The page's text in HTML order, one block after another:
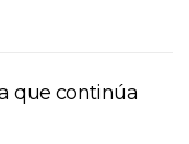
que continúa